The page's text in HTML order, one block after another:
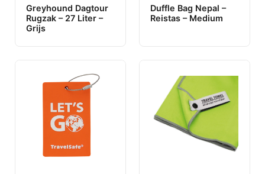
Greyhound Dagtour
Rugzak – 27 Liter –
Grijs
Duffle Bag Nepal –
Reistas – Medium